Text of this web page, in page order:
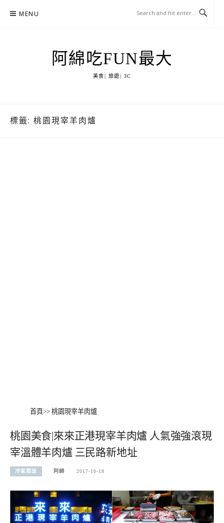
MENU
阿綿吃FUN最大
美食| 旅遊| 3C
標籤: 桃園現宰羊肉爐
首頁>> 桃園現宰羊肉爐
桃園美食|來來正港現宰羊肉爐 人氣強強滾現
宰溫體羊肉爐 三民路新地址
冷氣開放 阿綿 2017-10-18